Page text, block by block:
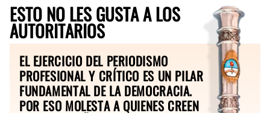
ESTO NO LES GUSTA A LOS
AUTORITARIOS
EL EJERCICIO DEL PERIODISMO
PROFESIONAL Y CRÍTICO ES UN PILAR
FUNDAMENTAL DE LA DEMOCRACIA.
POR ESO MOLESTA A QUIENES CREEN